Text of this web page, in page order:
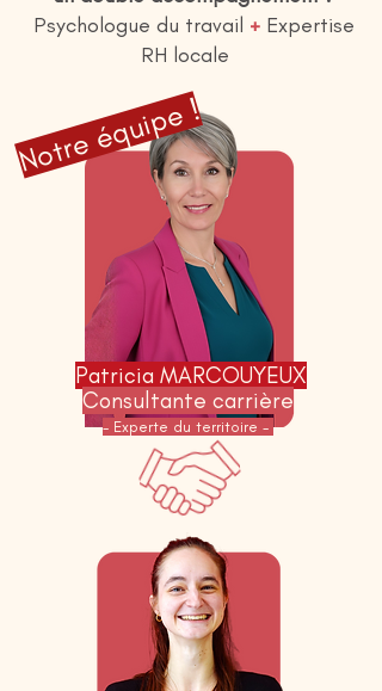
Psychologue du travail + Expertise
RH locale
Patricia MARCOUYEUX
Consultante carrière
- Experte du territoire -
Notre équipe !